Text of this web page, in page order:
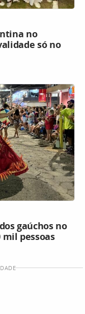
no
só no
gaúchos no
mil pessoas